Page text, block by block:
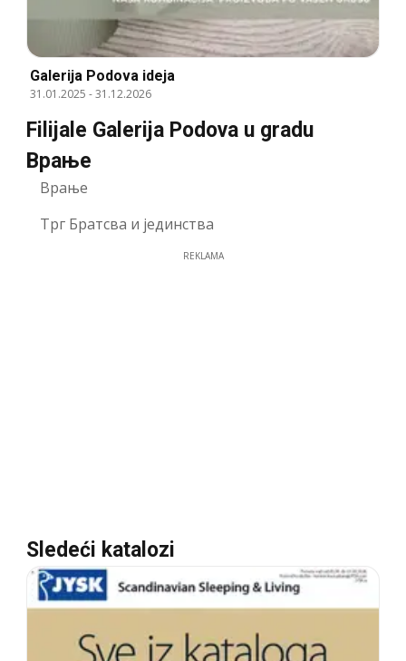
Galerija Podova ideja
31.01.2025 -31.12.2026
Filijale Galerija Podova u gradu
Врање
Врање
Трг Братсва и јединства
REKLAMA
Sledeći katalozi